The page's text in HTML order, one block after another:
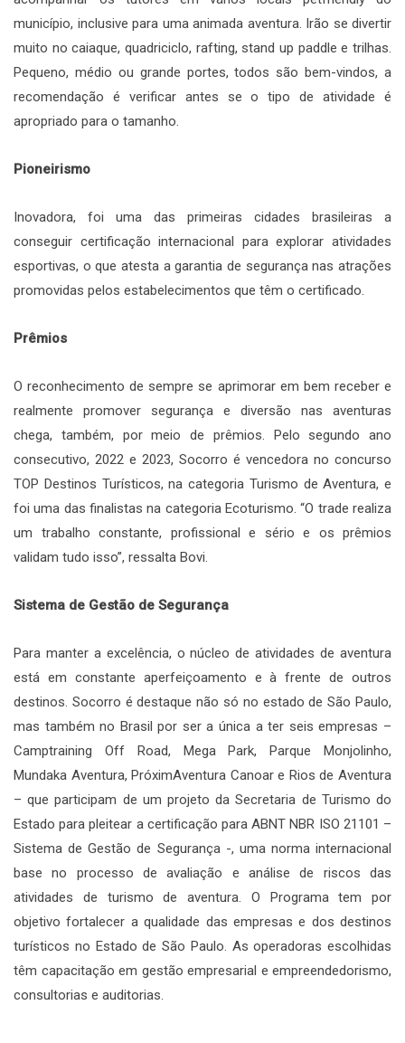
município, inclusive para uma animada aventura. Irão se divertir
muito no caiaque, quadriciclo, rafting, stand up paddle e trilhas.
Pequeno, médio ou grande portes, todos são bem-vindos, a
recomendação é verificar antes se o tipo de atividade é
apropriado para o tamanho.
Pioneirismo
Inovadora, foi uma das primeiras cidades brasileiras a
conseguir certificação internacional para explorar atividades
esportivas, o que atesta a garantia de segurança nas atrações
promovidas pelos estabelecimentos que têm o certificado.
Prêmios
O reconhecimento de sempre se aprimorar em bem receber e
realmente promover segurança e diversão nas aventuras
chega, também, por meio de prêmios. Pelo segundo ano
consecutivo, 2022 e 2023, Socorro é vencedora no concurso
TOP Destinos Turísticos, na categoria Turismo de Aventura, e
foi uma das finalistas na categoria Ecoturismo. “O trade realiza
um trabalho constante, profissional e sério e os prêmios
validam tudo isso”, ressalta Bovi.
Sistema de Gestão de Segurança
Para manter a excelência, o núcleo de atividades de aventura
está em constante aperfeiçoamento e à frente de outros
destinos. Socorro é destaque não só no estado de São Paulo,
mas também no Brasil por ser a única a ter seis empresas –
Camptraining Off Road, Mega Park, Parque Monjolinho,
Mundaka Aventura, PróximAventura Canoar e Rios de Aventura
– que participam de um projeto da Secretaria de Turismo do
Estado para pleitear a certificação para ABNT NBR ISO 21101 –
Sistema de Gestão de Segurança -, uma norma internacional
base no processo de avaliação e análise de riscos das
atividades de turismo de aventura. O Programa tem por
objetivo fortalecer a qualidade das empresas e dos destinos
turísticos no Estado de São Paulo. As operadoras escolhidas
têm capacitação em gestão empresarial e empreendedorismo,
consultorias e auditorias.